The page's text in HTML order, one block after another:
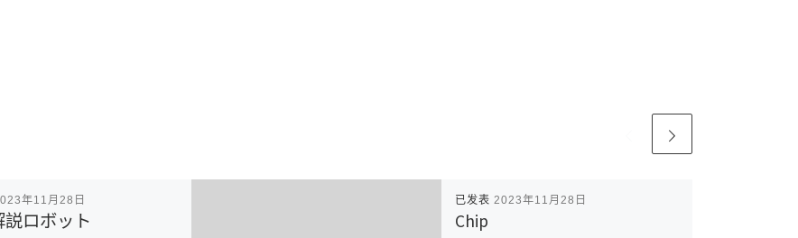
年11月28日
説ロボット
已发表 2023年11月28日
Chip